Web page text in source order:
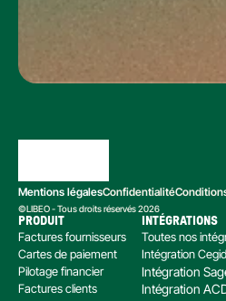
Mentions légalesConfidentialité
©LIBEO - Tous droits réservés 2026
PRODUIT
Factures fournisseurs
Cartes de paiement
Pilotage financier
Factures clients
INTÉGRATIONS
Toutes nos
Intégration
Intégration
Intégration